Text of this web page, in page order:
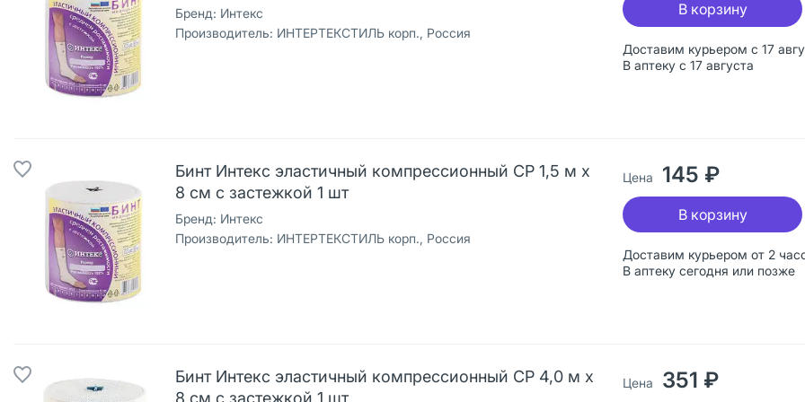
Бренд: Интекс
Производитель: ИНТЕРТЕКСТИЛЬ корп., Россия
Доставим курьером с 17
В аптеку с 17 августа
В корзину
Бинт Интекс эластичный компрессионный СР 1,5 м х
8 см с застежкой 1 шт
Бренд: Интекс
Производитель: ИНТЕРТЕКСТИЛЬ корп., Россия
Доставим курьером от 2
В аптеку сегодня или позже
Цена 145 ₽
В корзину
Бинт Интекс эластичный компрессионный СР 4,0 м х
8 см с застежкой 1 шт
Цена 351 ₽